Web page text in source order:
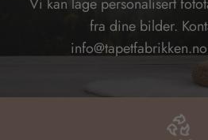
fra dine bilder.